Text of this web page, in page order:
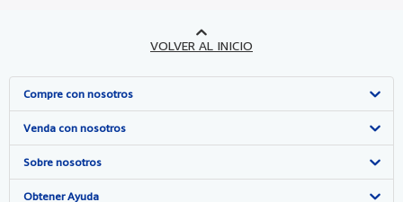
VOLVER AL INICIO
Compre con nosotros
Búsqueda avanzada
Colecciones
Mi cuenta
Venda con nosotros
Comenzar a vender
Únase a nuestro programa de afiliados
Sobre nosotros
Sobre IberLibro
Obtener Ayuda